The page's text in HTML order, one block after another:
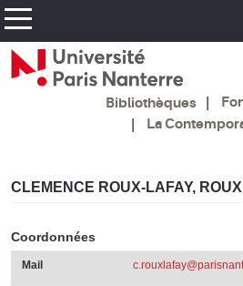
Bibliothèques
La
CLEMENCE ROUX-LAFAY, ROUX
Coordonnées
Mail